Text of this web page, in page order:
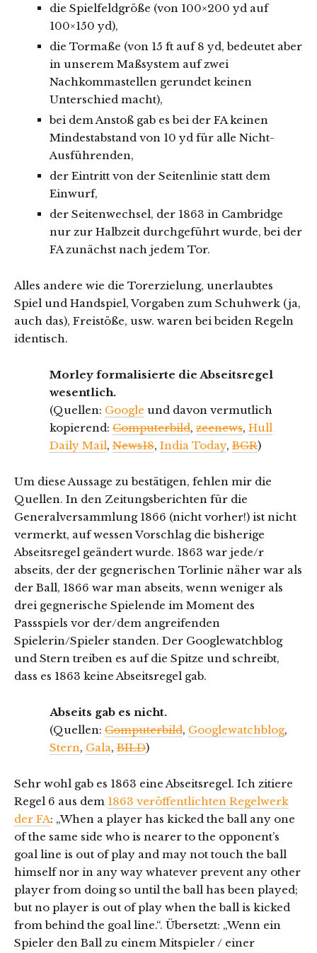
die Spielfeldgröße (von 100×200 yd auf
100×150 yd),
die Tormaße (von 15 ft auf 8 yd, bedeutet aber
in unserem Maßsystem auf zwei
Nachkommastellen gerundet keinen
Unterschied macht),
bei dem Anstoß gab es bei der FA keinen
Mindestabstand von 10 yd für alle Nicht-
Ausführenden,
der Eintritt von der Seitenlinie statt dem
Einwurf,
der Seitenwechsel, der 1863 in Cambridge
nur zur Halbzeit durchgeführt wurde, bei der
FA zunächst nach jedem Tor.
Alles andere wie die Torerzielung, unerlaubtes
Spiel und Handspiel, Vorgaben zum Schuhwerk (ja,
auch das), Freistöße, usw. waren bei beiden Regeln
identisch.
Morley formalisierte die Abseitsregel
wesentlich.
(Quellen: Google und davon vermutlich
kopierend: Computerbild, zeenews, Hull
Daily Mail, News18, India Today, BGR)
Um diese Aussage zu bestätigen, fehlen mir die
Quellen. In den Zeitungsberichten für die
Generalversammlung 1866 (nicht vorher!) ist nicht
vermerkt, auf wessen Vorschlag die bisherige
Abseitsregel geändert wurde. 1863 war jede/r
abseits, der der gegnerischen Torlinie näher war als
der Ball, 1866 war man abseits, wenn weniger als
drei gegnerische Spielende im Moment des
Passspiels vor der/dem angreifenden
Spielerin/Spieler standen. Der Googlewatchblog
und Stern treiben es auf die Spitze und schreibt,
dass es 1863 keine Abseitsregel gab.
Abseits gab es nicht.
(Quellen: Computerbild, Googlewatchblog,
Stern, Gala, BILD)
Sehr wohl gab es 1863 eine Abseitsregel. Ich zitiere
Regel 6 aus dem 1863 veröffentlichten Regelwerk
der FA: „When a player has kicked the ball any one
of the same side who is nearer to the opponent’s
goal line is out of play and may not touch the ball
himself nor in any way whatever prevent any other
player from doing so until the ball has been played;
but no player is out of play when the ball is kicked
from behind the goal line.“. Übersetzt: „Wenn ein
Spieler den Ball zu einem Mitspieler / einer